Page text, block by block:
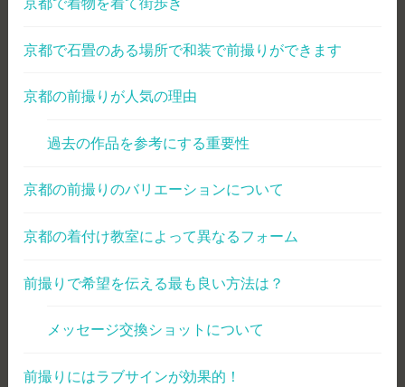
京都で石畳のある場所で和装で前撮りができます
京都の前撮りが人気の理由
過去の作品を参考にする重要性
京都の前撮りのバリエーションについて
京都の着付け教室によって異なるフォーム
前撮りで希望を伝える最も良い方法は？
メッセージ交換ショットについて
前撮りにはラブサインが効果的！